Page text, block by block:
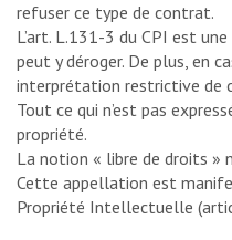
refuser ce type de contrat.
L’art. L.131-3 du CPI est
peut y déroger. De plus, en
interprétation restrictive de
Tout ce qui n’est pas
propriété.
La notion « libre de droits »
Cette appellation est
Propriété Intellectuelle